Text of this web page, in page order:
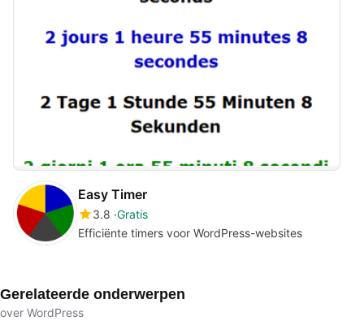
Easy Timer
3.8 Gratis
Efficiënte timers voor WordPress-websites
Gerelateerde onderwerpen
over WordPress